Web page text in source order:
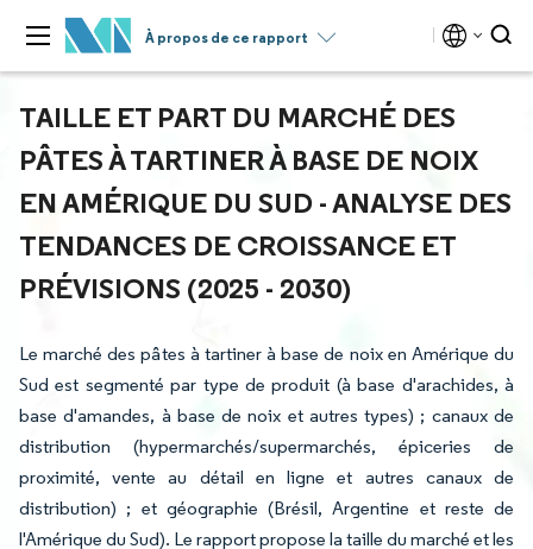
À propos de ce rapport
TAILLE ET PART DU MARCHÉ DES
PÂTES À TARTINER À BASE DE NOIX
EN AMÉRIQUE DU SUD - ANALYSE DES
TENDANCES DE CROISSANCE ET
PRÉVISIONS (2025 - 2030)
Le marché des pâtes à tartiner à base de noix en Amérique du
Sud est segmenté par type de produit (à base d'arachides, à
base d'amandes, à base de noix et autres types) ; canaux de
distribution (hypermarchés/supermarchés, épiceries de
proximité, vente au détail en ligne et autres canaux de
distribution) ; et géographie (Brésil, Argentine et reste de
l'Amérique du Sud). Le rapport propose la taille du marché et les